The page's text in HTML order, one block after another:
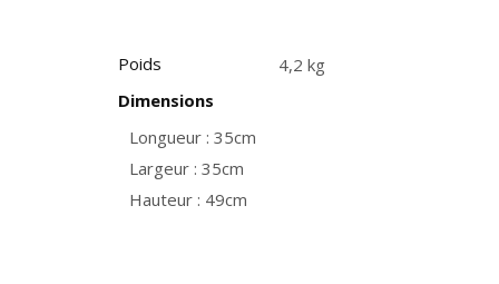
Poids
4,2 kg
Dimensions
Longueur : 35cm
Largeur : 35cm
Hauteur : 49cm